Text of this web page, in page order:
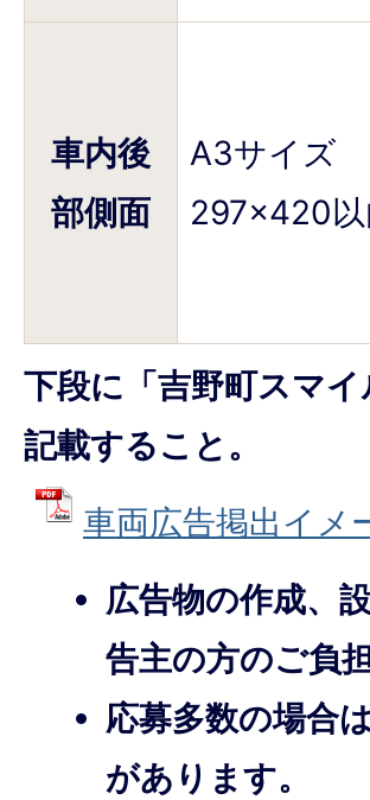
車内後
部側面
A3サイズ
297×420以
下段に「吉野町スマ
記載すること。
車両広告掲出イメ
広告物の作成、
告主の方のご負
応募多数の場合
があります。